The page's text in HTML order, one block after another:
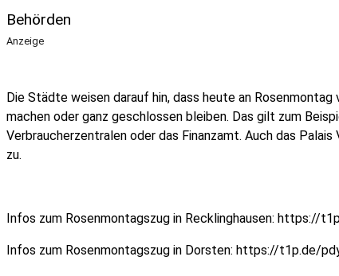
Behörden
Anzeige
Die Städte weisen darauf hin, dass heute an
machen oder ganz geschlossen bleiben. Das gilt zum
Verbraucherzentralen oder das Finanzamt. Auch das
zu.
Infos zum Rosenmontagszug in Recklinghausen: https://
Infos zum Rosenmontagszug in Dorsten: https://t1p.de/